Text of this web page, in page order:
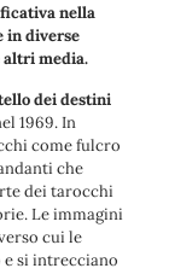
nella
in diverse
altri media.
dei destini
1969. In
come fulcro
che
dei tarocchi
Le immagini
cui le
si intrecciano